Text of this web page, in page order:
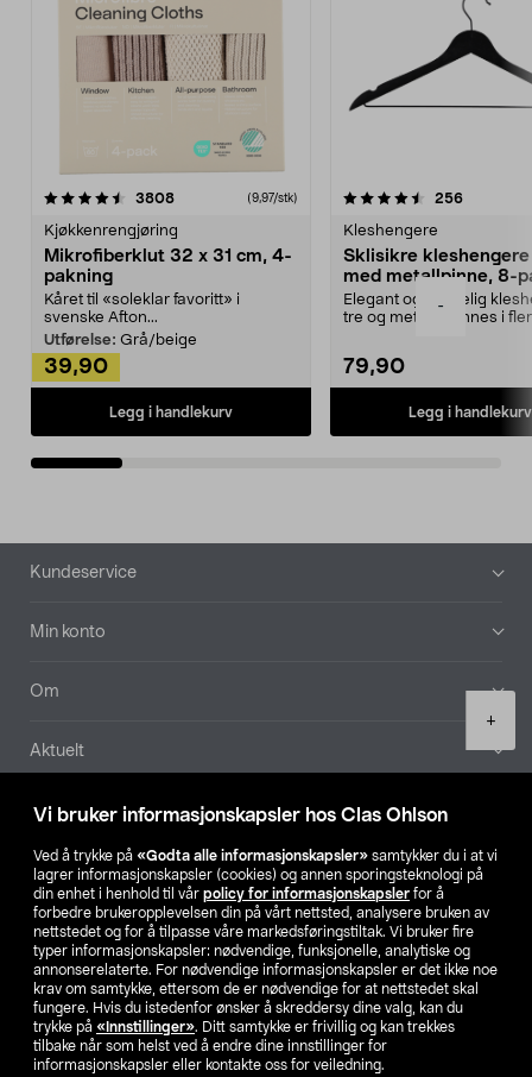
Vi bruker informasjonskapsler hos Clas Ohlson
Ved å trykke på «Godta alle informasjonskapsler» samtykker du i at vi
lagrer informasjonskapsler (cookies) og annen sporingsteknologi på
din enhet i henhold til vår policy for informasjonskapsler for å
forbedre brukeropplevelsen din på vårt nettsted, analysere bruken av
nettstedet og for å tilpasse våre markedsføringstiltak. Vi bruker fire
typer informasjonskapsler: nødvendige, funksjonelle, analytiske og
annonserelaterte. For nødvendige informasjonskapsler er det ikke noe
krav om samtykke, ettersom de er nødvendige for at nettstedet skal
fungere. Hvis du istedenfor ønsker å skreddersy dine valg, kan du
trykke på «Innstillinger». Ditt samtykke er frivillig og kan trekkes
tilbake når som helst ved å endre dine innstillinger for
informasjonskapsler eller kontakte oss for veiledning.
-
+
3808anmeldelser(9,97/stk)
Kjøkkenrengjøring
Mikrofiberklut 32 x 31 cm, 4-
pakning
Kåret til «soleklar favoritt» i
svenske Afton...
Utførelse: Grå/beige
39,90
Legg i handlekurv
4.5av 5 stjerner 256
Kleshengere
Sklisikre
med metallpinne, 8-
Elegant og skikkelig
tre og metall – finnes i
79,90
Legg i handlekurv
4.5av 5 stjerner
Bunntekst
Kundeservice
Min konto
Om
Aktuelt
Våre selskaper
Finn din butikk
SE NO FI